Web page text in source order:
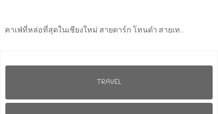
คาเฟ่ที่หล่อที่สุดในเชียงใหม่ สายดาร์ก โทนดำ สายเท...
TRAVEL